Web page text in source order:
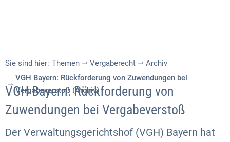
Sie sind hier: Themen Vergaberecht
Archiv
VGH Bayern: Rückforderung von Zuwendungen bei
Vergabeverstoß (Archiv)
VGH Bayern: Rückforderung von
Zuwendungen bei Vergabeverstoß
Der Verwaltungsgerichtshof (VGH) Bayern hat